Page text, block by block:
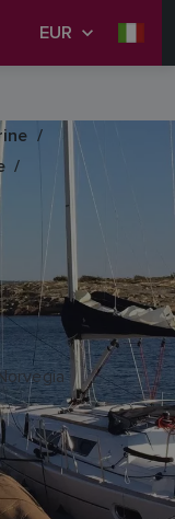
EUR